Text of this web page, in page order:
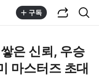
구독
은 신뢰, 우승
마스터즈 초대